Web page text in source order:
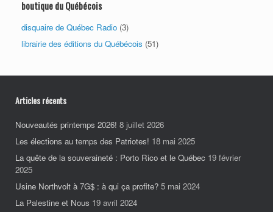
boutique du Québécois
disquaire de Québec Radio (3)
librairie des éditions du Québécois (51)
Articles récents
Nouveautés printemps 2026! 8 juillet 2026
Les élections au temps des Patriotes! 18 mai 2025
La quête de la souveraineté : Porto Rico et le Québec 19 février
2025
Usine Northvolt à 7G$ : à qui ça profite? 5 mai 2024
La Palestine et Nous 19 avril 2024